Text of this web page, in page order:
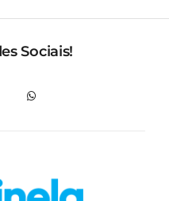
Sociais!